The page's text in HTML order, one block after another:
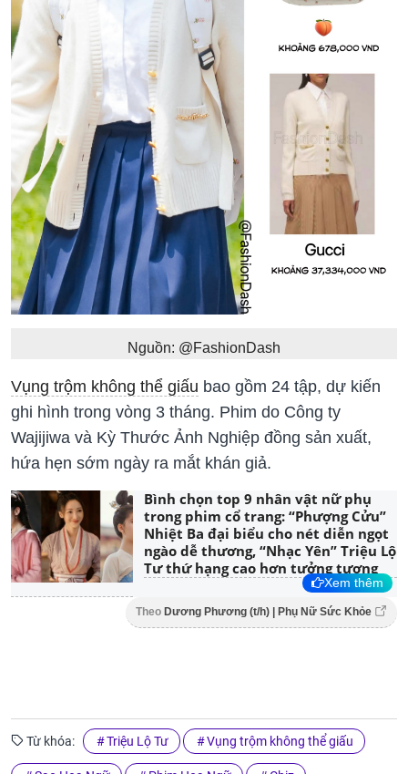
Nguồn: @FashionDash
Vụng trộm không thể giấu bao gồm 24 tập, dự kiến
ghi hình trong vòng 3 tháng. Phim do Công ty
Wajijiwa và Kỳ Thước Ảnh Nghiệp đồng sản xuất,
hứa hẹn sớm ngày ra mắt khán giả.
Bình chọn top 9 nhân vật nữ phụ
trong phim cổ trang: “Phượng Cửu”
Nhiệt Ba đại biểu cho nét diễn ngọt
ngào dễ thương, “Nhạc Yên” Triệu Lộ
Tư thứ hạng cao hơn tưởng tượng
Xem thêm
Theo Dương Phương (t/h) | Phụ Nữ Sức Khỏe
Từ khóa: Triệu Lộ Tư Vụng trộm không thể giấu